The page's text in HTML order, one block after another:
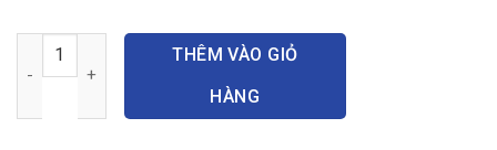
Máy thử Shock số lượngTHÊM VÀO GIỎ
HÀNG